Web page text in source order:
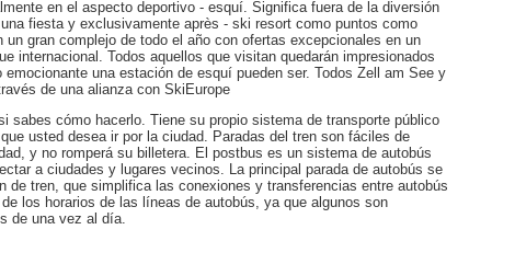
en el aspecto deportivo - esquí. Significa fuera de la diversión
fiesta y exclusivamente après - ski resort como puntos como
gran complejo de todo el año con ofertas excepcionales en un
internacional. Todos aquellos que visitan quedarán impresionados
una estación de esquí pueden ser. Todos Zell am See y
de una alianza con SkiEurope
sabes cómo hacerlo. Tiene su propio sistema de transporte público
usted desea ir por la ciudad. Paradas del tren son fáciles de
y no romperá su billetera. El postbus es un sistema de autobús
a ciudades y lugares vecinos. La principal parada de autobús se
de tren, que simplifica las conexiones y transferencias entre autobús
los horarios de las líneas de autobús, ya que algunos son
de una vez al día.